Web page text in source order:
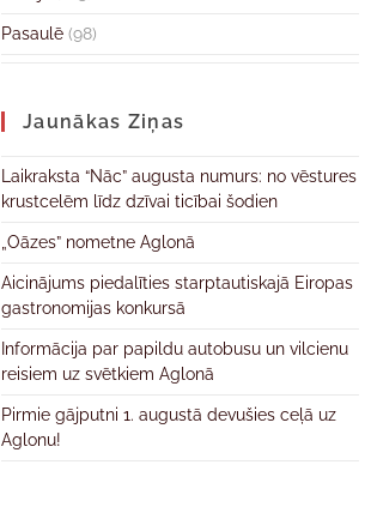
Pasaulē (98)
Jaunākas Ziņas
Laikraksta “Nāc” augusta numurs: no vēstures
krustcelēm līdz dzīvai ticībai šodien
„Oāzes” nometne Aglonā
Aicinājums piedalīties starptautiskajā Eiropas
gastronomijas konkursā
Informācija par papildu autobusu un vilcienu
reisiem uz svētkiem Aglonā
Pirmie gājputni 1. augustā devušies ceļā uz
Aglonu!